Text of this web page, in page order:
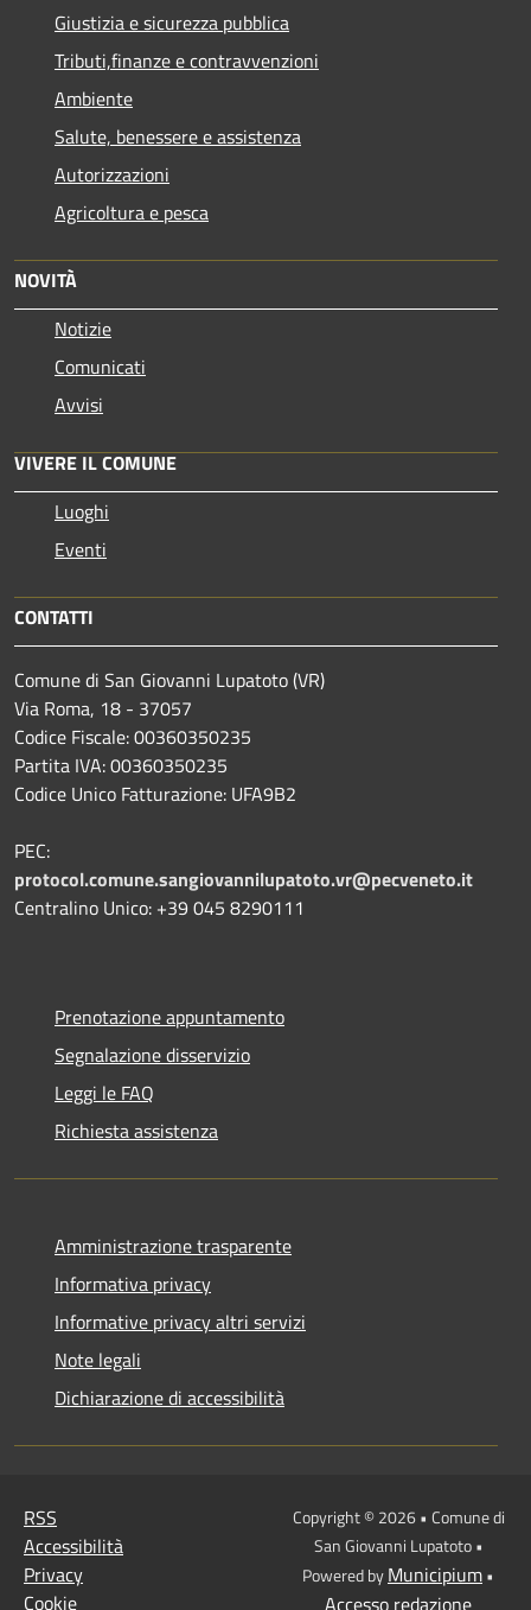
Giustizia e sicurezza pubblica
Tributi,finanze e contravvenzioni
Ambiente
Salute, benessere e assistenza
Autorizzazioni
Agricoltura e pesca
NOVITÀ
Notizie
Comunicati
Avvisi
VIVERE IL COMUNE
Luoghi
Eventi
CONTATTI
Comune di San Giovanni Lupatoto (VR)
Via Roma, 18 - 37057
Codice Fiscale: 00360350235
Partita IVA: 00360350235
Codice Unico Fatturazione: UFA9B2
PEC:
protocol.comune.sangiovannilupatoto.vr@pecveneto.it
Centralino Unico: +39 045 8290111
Prenotazione appuntamento
Segnalazione disservizio
Leggi le FAQ
Richiesta assistenza
Amministrazione trasparente
Informativa privacy
Informative privacy altri servizi
Note legali
Dichiarazione di accessibilità
RSS
Accessibilità
Privacy
Cookie
Copyright © 2026 • Comune di
San Giovanni Lupatoto •
Powered byMunicipium•
Accesso redazione